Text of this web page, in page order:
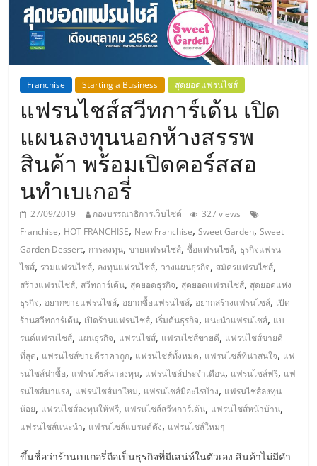
รวม
ธุรกิจ
เอ
ส
เอ็
มอี
ไทย,
SMEs,
แฟ
รน
ไชส์,
Franchise Starting a Business สุดยอดแฟรนไชส์
แฟรนไชส์สวีทการ์เด้น เปิด
แผนลงทุนนอกห้างสรรพ
สินค้า พร้อมเปิดคอร์สสอ
นทำเบเกอรี่
27/09/2019 กองบรรณาธิการเว็บไซต์
327 views
Franchise, HOT FRANCHISE, New Franchise,Sweet Garden,Sweet
Garden Dessert, การลงทุน,ขายแฟรนไชส์,ซื้อแฟรนไชส์, ธุรกิจแฟรน
ไชส์, รวมแฟรนไชส์, ลงทุนแฟรนไชส์, วางแผนธุรกิจ, สมัครแฟรนไชส์,
สร้างแฟรนไชส์, สวีทการ์เด้น, สุดยอดธุรกิจ, สุดยอดแฟรนไชส์, สุดยอดแห่ง
ธุรกิจ, อยากขายแฟรนไชส์, อยากซื้อแฟรนไชส์, อยากสร้างแฟรนไชส์, เปิด
ร้านสวีทการ์เด้น, เปิดร้านแฟรนไชส์, เริ่มต้นธุรกิจ, แนะนำแฟรนไชส์, แบ
รนด์แฟรนไชส์, แผนธุรกิจ, แฟรนไชส์, แฟรนไชส์ขายดี, แฟรนไชส์ขายดี
ที่สุด, แฟรนไชส์ขายดีราคาถูก, แฟรนไชส์ทั้งหมด, แฟรนไชส์ที่น่าสนใจ, แฟ
รนไชส์น่าซื้อ, แฟรนไชส์น่าลงทุน, แฟรนไชส์ประจำเดือน, แฟรนไชส์ฟรี, แฟ
รนไชส์มาแรง, แฟรนไชส์มาใหม่, แฟรนไชส์มีอะไรบ้าง, แฟรนไชส์ลงทุน
น้อย, แฟรนไชส์ลงทุนให้ฟรี, แฟรนไชส์สวีทการ์เด้น, แฟรนไชส์หน้าบ้าน,
แฟรนไชส์แนะนำ, แฟรนไชส์แบรนด์ดัง, แฟรนไชส์ใหม่ๆ
ขึ้นชื่อว่าร้านเบเกอรี่ถือเป็นธุรกิจที่มีเสน่ห์ในตัวเอง สินค้าไม่มีคำ